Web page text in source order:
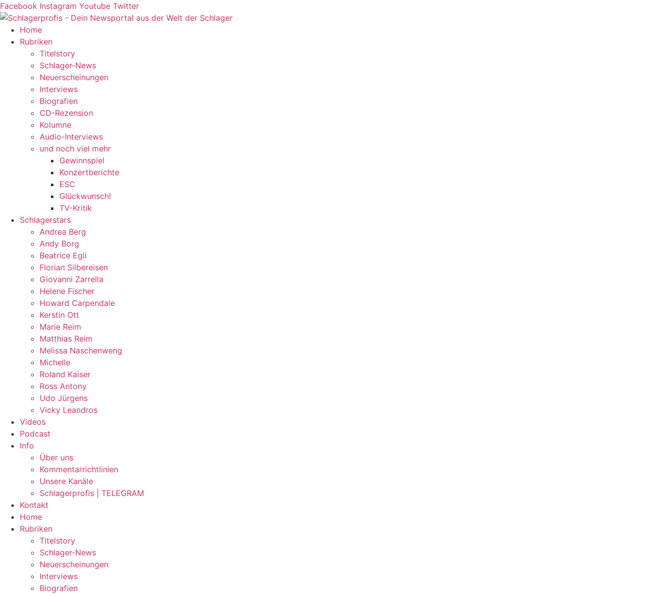
Zum
Inhalt
springen
Facebook Instagram Youtube Twitter
Home
Rubriken
Titelstory
Schlager-News
Neuerscheinungen
Interviews
Biografien
CD-Rezension
Kolumne
Audio-Interviews
und noch viel mehr
Gewinnspiel
Konzertberichte
ESC
Glückwunsch!
TV-Kritik
Schlagerstars
Andrea Berg
Andy Borg
Beatrice Egli
Florian Silbereisen
Giovanni Zarrella
Helene Fischer
Howard Carpendale
Kerstin Ott
Marie Reim
Matthias Reim
Melissa Naschenweng
Michelle
Roland Kaiser
Ross Antony
Udo Jürgens
Vicky Leandros
Videos
Podcast
Info
Über uns
Kommentarrichtlinien
Unsere Kanäle
Schlagerprofis | TELEGRAM
Kontakt
Home
Rubriken
Titelstory
Schlager-News
Neuerscheinungen
Interviews
Biografien